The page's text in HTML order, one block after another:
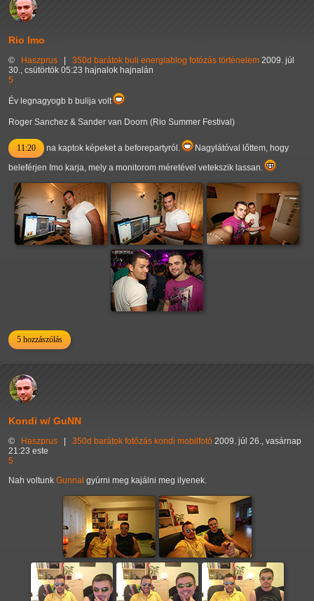
Rio Imo
© Haszprus 350d barátok buli energiablog fotózás történelem 2009. júl
30., csütörtök 05:23 hajnalok hajnalán
5
Év legnagyogb b bulija volt
Roger Sanchez & Sander van Doorn (Rio Summer Festival)
11:20 na kaptok képeket a beforepartyról.
Nagylátóval lőttem, hogy
beleférjen Imo karja, mely a monitorom méretével vetekszik lassan.
5 hozzászólás
Kondi w/ GuNN
© Haszprus 350d barátok fotózás kondi mobilfotó 2009. júl 26., vasárnap
21:23 este
5
Nah voltunk Gunnal gyúrni meg kajálni meg ilyenek.